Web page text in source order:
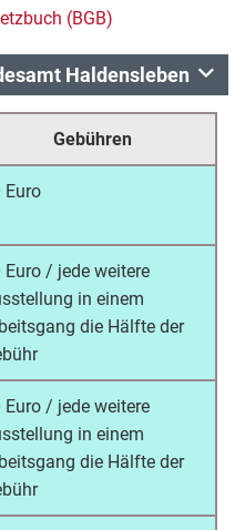
(BGB)
Haldensleben
Gebühren
Euro
Euro / jede weitere
in einem
die Hälfte der
Euro / jede weitere
in einem
die Hälfte der